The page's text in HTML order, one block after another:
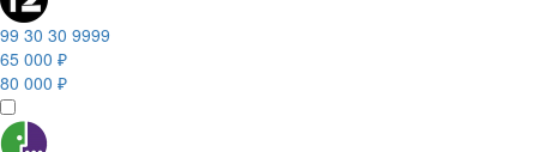
99 30 30 9999
65 000 ₽
80 000 ₽